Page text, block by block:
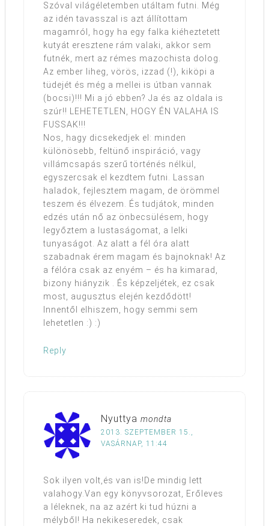
Szóval világéletemben utáltam futni. Még
az idén tavasszal is azt állítottam
magamról, hogy ha egy falka kiéheztetett
kutyát eresztene rám valaki, akkor sem
futnék, mert az rémes mazochista dolog.
Az ember liheg, vörös, izzad (!), kiköpi a
tüdejét és még a mellei is útban vannak
(bocsi)!!! Mi a jó ebben? Ja és az oldala is
szúr!! LEHETETLEN, HOGY ÉN VALAHA IS
FUSSAK!!!
Nos, hagy dicsekedjek el: minden
különösebb, feltünő inspiráció, vagy
villámcsapás szerű történés nélkül,
egyszercsak el kezdtem futni. Lassan
haladok, fejlesztem magam, de örömmel
teszem és élvezem. És tudjátok, minden
edzés után nő az önbecsülésem, hogy
legyőztem a lustaságomat, a lelki
tunyaságot. Az alatt a fél óra alatt
szabadnak érem magam és bajnoknak! Az
a félóra csak az enyém – és ha kimarad,
bizony hiányzik . És képzeljétek, ez csak
most, augusztus elején kezdődött!
Innentől elhiszem, hogy semmi sem
lehetetlen :) :)
Reply
Nyuttya mondta
2013. SZEPTEMBER 15.,
VASÁRNAP, 11:44
Sok ilyen volt,és van is!De mindig lett
valahogy.Van egy könyvsorozat, Erőleves
a léleknek, na az azért ki tud húzni a
mélyből! Ha nekikeseredek, csak